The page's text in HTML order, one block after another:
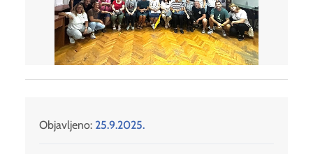
Objavljeno: 25.9.2025.